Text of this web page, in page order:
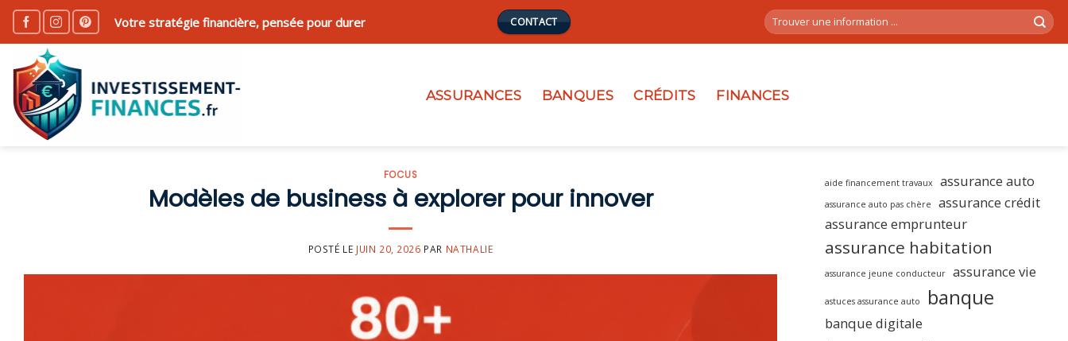
Skip
content
Votre stratégie financière, pensée pour durer CONTACT
ASSURANCES BANQUES CRÉDITS FINANCES
FOCUS
Modèles de business à explorer pour innover
POSTÉ LE JUIN 20, 2026 PAR NATHALIE
aide financement travaux assurance auto
assurance auto pas chère
assurance crédit
assurance emprunteur
assurance habitation
assurance jeune conducteur assurance vie
astuces assurance auto banque
banque digitale